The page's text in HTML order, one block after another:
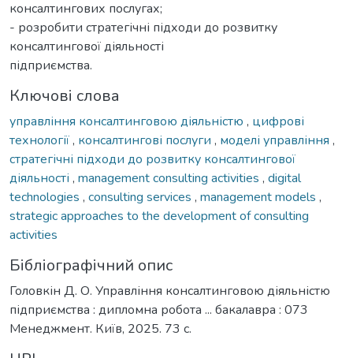
консалтингових послугах;
- розробити стратегічні підходи до розвитку
консалтингової діяльності
підприємства.
Ключові слова
управління консалтинговою діяльністю , цифрові
технології, консалтингові послуги , моделі управління ,
стратегічні підходи до розвитку консалтингової
діяльності , management consulting activities , digital
technologies , consulting services , management models ,
strategic approaches to the development of consulting
activities
Бібліографічний опис
Головкін Д. О. Управління консалтинговою діяльністю
підприємства : дипломна робота ... бакалавра : 073
Менеджмент. Київ, 2025. 73 с.